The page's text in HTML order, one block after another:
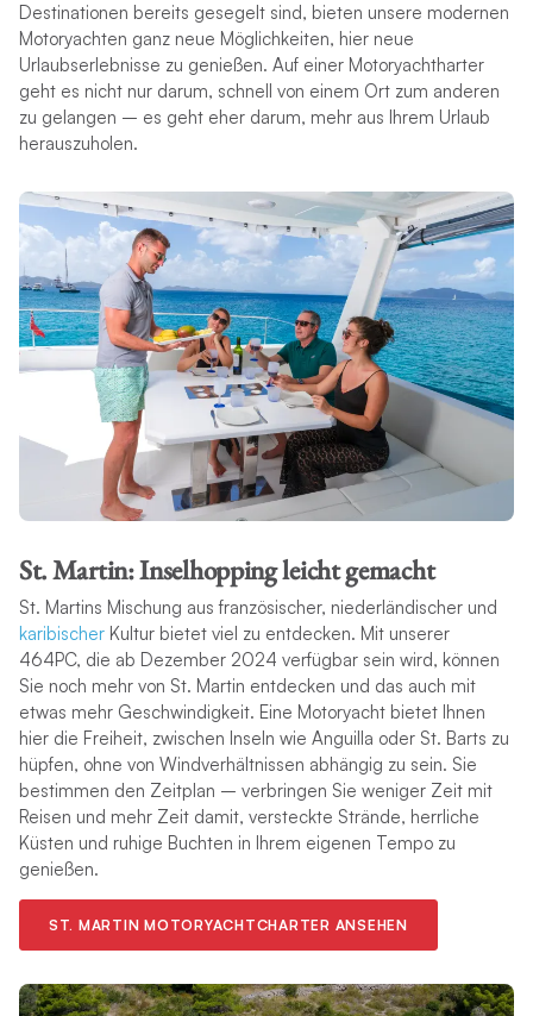
Destinationen bereits gesegelt sind, bieten unsere modernen
Motoryachten ganz neue Möglichkeiten, hier neue
Urlaubserlebnisse zu genießen. Auf einer Motoryachtharter
geht es nicht nur darum, schnell von einem Ort zum anderen
zu gelangen – es geht eher darum, mehr aus Ihrem Urlaub
herauszuholen.
St. Martin: Inselhopping leicht gemacht
St. Martins Mischung aus französischer, niederländischer und
karibischerKultur bietet viel zu entdecken. Mit unserer
464PC, die ab Dezember 2024 verfügbar sein wird, können
Sie noch mehr von St. Martin entdecken und das auch mit
etwas mehr Geschwindigkeit. Eine Motoryacht bietet Ihnen
hier die Freiheit, zwischen Inseln wie Anguilla oder St. Barts zu
hüpfen, ohne von Windverhältnissen abhängig zu sein. Sie
bestimmen den Zeitplan – verbringen Sie weniger Zeit mit
Reisen und mehr Zeit damit, versteckte Strände, herrliche
Küsten und ruhige Buchten in Ihrem eigenen Tempo zu
genießen.
ST. MARTIN MOTORYACHTCHARTER ANSEHEN